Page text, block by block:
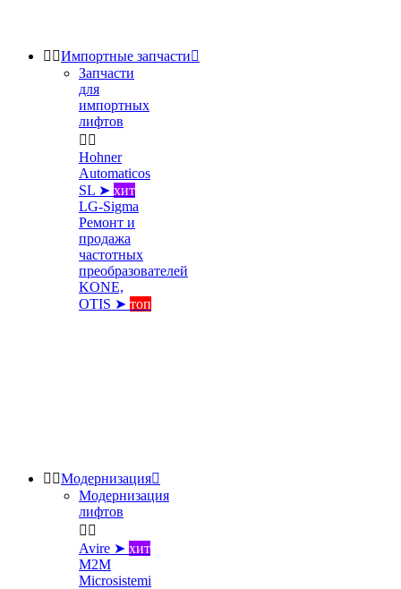
 Импортные запчасти
Запчасти
для
импортных
лифтов
 
Hohner
Automaticos
SL ➤ хит
LG-Sigma
Ремонт и
продажа
частотных
преобразователей
KONE,
OTIS ➤ топ
 Модернизация
Модернизация
лифтов
 
Avire ➤ хит
M2M
Microsistemi